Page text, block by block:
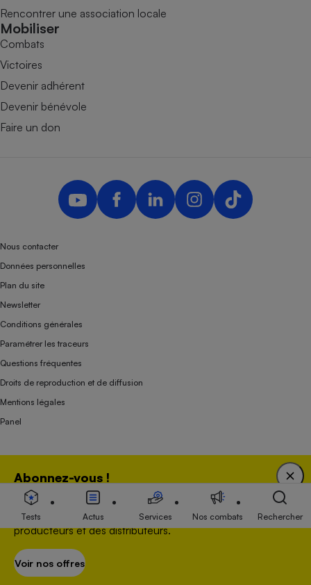
Abonnez-vous !
Bénéficiez d'une expertise unique tout en soutenant
une association 100 % indépendante de l'Etat, des
producteurs et des distributeurs.
Voir nos offres
Rencontrer une association locale
Mobiliser
Combats
Victoires
Devenir adhérent
Devenir bénévole
Faire un don
Nous contacter
Données personnelles
Plan du site
Newsletter
Conditions générales
Paramétrer les traceurs
Questions fréquentes
Droits de reproduction et de diffusion
Mentions légales
Panel
Association indépendante de l’État, des syndicats, des producteurs et des
distributeurs depuis 1951.
Tests Actus Services Nos combats Rechercher